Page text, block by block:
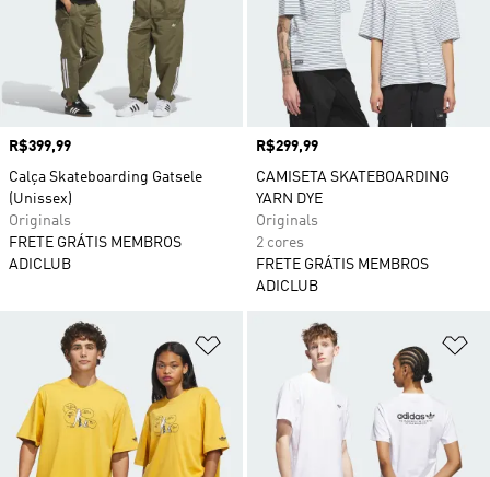
Preço
R$399,99
Calça Skateboarding Gatsele
(Unissex)
Originals
FRETE GRÁTIS MEMBROS
ADICLUB
Preço
R$299,99
CAMISETA SKATEBOARDING
YARN DYE
Originals
2 cores
FRETE GRÁTIS MEMBROS
ADICLUB
Adicionar à Lista de Desejos